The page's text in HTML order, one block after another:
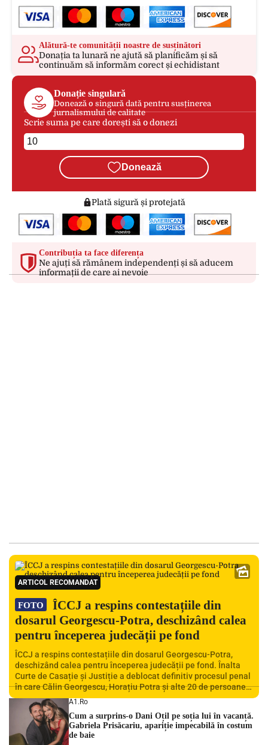
Alătură-te comunității noastre de susținători
Donația ta lunară ne ajută să planificăm și să
continuăm să informăm corect și echidistant
Donație singulară
Donează o singură dată pentru susținerea
jurnalismului de calitate
Scrie suma pe care dorești să o donezi
Donează
Plată sigură și protejată
Contribuția ta face diferența
Ne ajuți să rămânem independenți și să aducem
informații de care ai nevoie
ARTICOL RECOMANDAT
FOTO
ÎCCJ a respins contestațiile din
dosarul Georgescu-Potra, deschizând calea
pentru începerea judecății pe fond
ÎCCJ a respins contestațiile din dosarul Georgescu-Potra,
deschizând calea pentru începerea judecății pe fond. Înalta
Curte de Casație și Justiție a deblocat definitiv procesul penal
în care Călin Georgescu, Horațiu Potra și alte 20 de persoane
sunt acuzați de acțiuni îndreptate împotriva ordinii
constituționale. În ședința din camera preliminară, judecătorii
de la instanța supremă au […]
A1.ro
Cum a surprins-o Dani Oțil pe soția lui în vacanță.
Gabriela Prisăcariu, apariție impecabilă în costum
de baie